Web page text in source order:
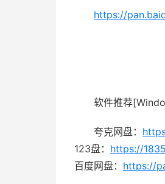
https://
软件推荐
夸克网盘：
123盘： https://
百度网盘： https://